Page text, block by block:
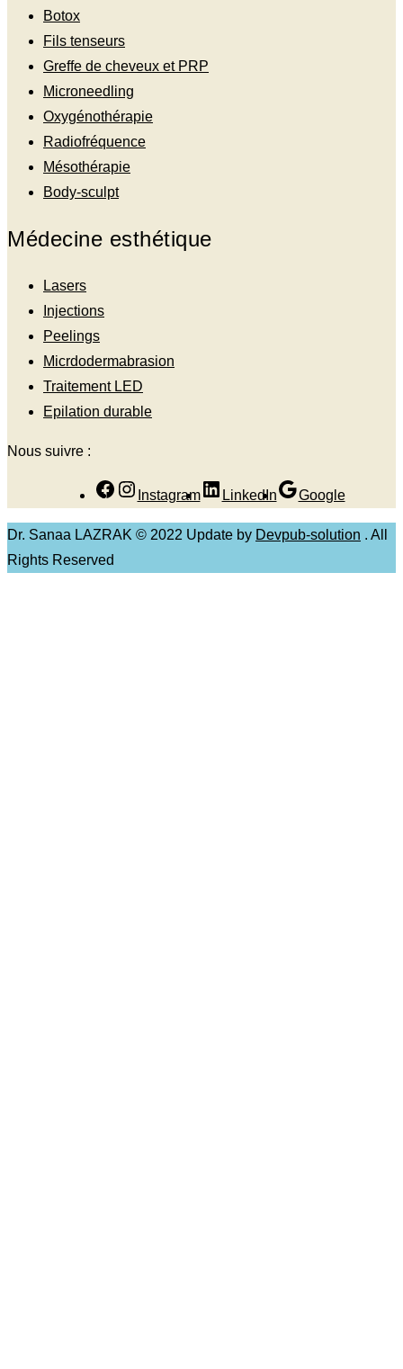
Botox
Fils tenseurs
Greffe de cheveux et PRP
Microneedling
Oxygénothérapie
Radiofréquence
Mésothérapie
Body-sculpt
Médecine esthétique
Lasers
Injections
Peelings
Micrdodermabrasion
Traitement LED
Epilation durable
Nous suivre :
Instagram LinkedIn Google
Dr. Sanaa LAZRAK © 2022 Update by Devpub-solution . All
Rights Reserved